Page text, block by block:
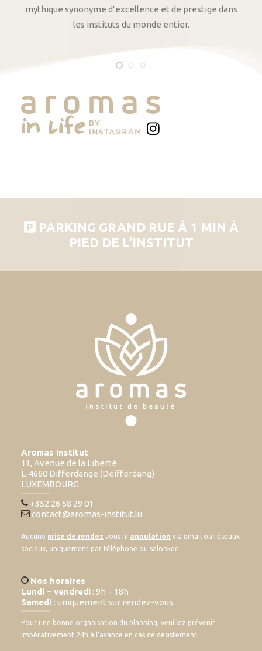
mythique synonyme d’excellence et de prestige dans
les instituts du monde entier.
PARKING GRAND RUE À 1 MIN À
PIED DE L’INSTITUT
Aromas Institut
11, Avenue de la Liberté
L-4660 Differdange (Déifferdang)
LUXEMBOURG
+352 26 58 29 01
contact@aromas-institut.lu
Aucune prise de rendez vous ni annulation via email ou réseaux
sociaux, uniquement par téléphone ou salonkee
Nos horaires
Lundi – vendredi : 9h – 18h
Samedi : uniquement sur rendez-vous
Pour une bonne organisation du planning, veuillez prévenir
impérativement 24h à l’avance en cas de désistement.